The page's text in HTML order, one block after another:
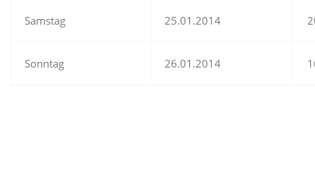
Samstag 25.01.2014
Sonntag 26.01.2014